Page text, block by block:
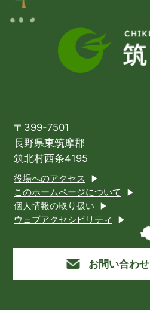
〒399-7501
長野県東筑摩郡
筑北村西条4195
役場へのアクセス
このホームページについて
個人情報の取り扱い
ウェブアクセシビリティ
お問い合わせ